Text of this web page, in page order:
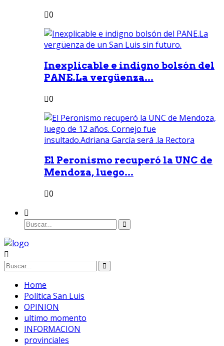
0
Inexplicable e indigno bolsón del
PANE.La vergüenza...
0
El Peronismo recuperó la UNC de
Mendoza, luego...
0
Home
Política San Luis
OPINION
ultimo momento
INFORMACION
provinciales